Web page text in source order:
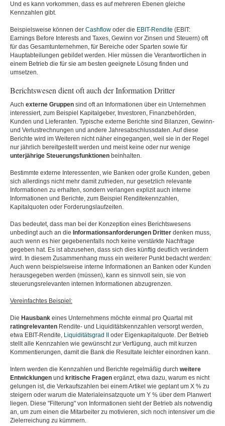
Und es kann vorkommen, dass es auf mehreren Ebenen gleiche
Kennzahlen gibt.
Beispielsweise können der Cashflow oder die EBIT-Rendite (EBIT:
Earnings Before Interests and Taxes, Gewinn vor Zinsen und Steuern) oft
für das Gesamtunternehmen, für Bereiche oder Sparten sowie für
Hauptabteilungen gebildet werden. Hier müssen die Verantwortlichen in
einem Betrieb die für sie am besten geeignete Lösung finden und
umsetzen.
Berichtswesen dient oft auch der Information Dritter
Auch externe Gruppen sind oft an Informationen über ein Unternehmen
interessiert, zum Beispiel Kapitalgeber, Investoren, Finanzbehörden,
Kunden und Lieferanten. Typische externe Berichte sind Bilanzen, Gewinn-
und Verlustrechnungen und andere Jahresabschlussdaten. Auf diese
Berichte wird im Weiteren nicht näher eingegangen, weil sie in der Regel
nur jährlich bereitgestellt werden und meist keine oder nur wenige
unterjährige Steuerungsfunktionen beinhalten.
Bestimmte externe Interessenten, wie Banken oder große Kunden, geben
sich allerdings nicht mehr damit zufrieden, nur gesetzlich relevante
Informationen zu erhalten, sondern verlangen explizit auch interne
Informationen und Berichte, zum Beispiel Renditekennzahlen,
Kapitalquoten oder Forderungslaufzeiten.
Das bedeutet, dass man bei der Konzeption eines Berichtswesens
unbedingt auch an die Informationsanforderungen Dritter denken muss,
auch wenn es hier gegebenenfalls noch keine verstärkte Nachfrage
gegeben hat. Es ist abzusehen, dass sich dies künftig deutlich verändern
wird. In diesem Zusammenhang muss ein weiterer Punkt bedacht werden:
Auch wenn beispielsweise interne Informationen an Banken oder Kunden
herausgegeben werden (müssen), kann es sinnvoll sein, sie von
steuerungsrelevanten internen Informationen abzugrenzen.
Vereinfachtes Beispiel:
Die Hausbank eines Unternehmens möchte einmal pro Quartal mit
ratingrelevanten Rendite- und Liquiditätskennzahlen versorgt werden,
etwa EBIT-Rendite, Liquiditätsgrad II
oder Eigenkapitalquote. Der Betrieb
stellt alle Kennzahlen wie gewünscht zur Verfügung, auch mit kurzen
Kommentierungen, damit die Bank die Resultate leichter einordnen kann.
Intern werden die Kennzahlen und Berichte regelmäßig durch weitere
Entwicklungen und kritische Fragen ergänzt, etwa dazu, warum es nicht
gelungen ist, die Verkaufszahlen bei einem Artikel wie geplant um X % zu
steigern oder warum die Materialeinsatzquote um Y % über dem Planwert
liegen. Diese "Filterung" von Informationen sieht der Betrieb als notwendig
an, um zum einen die Mitarbeiter zu motivieren, sich noch intensiver um die
Zielerreichung zu kümmern.